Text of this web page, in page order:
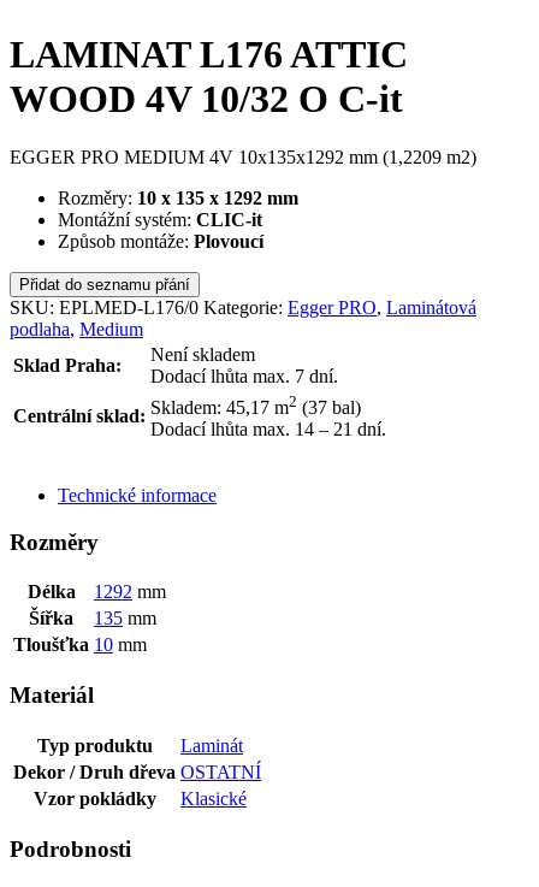
LAMINAT L176 ATTIC
WOOD 4V 10/32 O C-it
EGGER PRO MEDIUM 4V 10x135x1292 mm (1,2209 m2)
Rozměry: 10 x 135 x 1292 mm
Montážní systém: CLIC-it
Způsob montáže: Plovoucí
Přidat do seznamu přání
SKU: EPLMED-L176/0 Kategorie: Egger PRO, Laminátová
podlaha, Medium
Sklad Praha:
Není skladem
Dodací lhůta max. 7 dní.
Centrální sklad: Skladem: 45,17 m2 (37 bal)
Dodací lhůta max. 14 – 21 dní.
Technické informace
Rozměry
Délka 1292 mm
Šířka
135 mm
Tloušťka 10 mm
Materiál
Typ produktu
Laminát
Dekor / Druh dřeva OSTATNÍ
Vzor pokládky
Klasické
Podrobnosti